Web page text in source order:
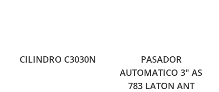
CILINDRO C3030N
PASADOR
AUTOMATICO 3″ AS
783 LATON ANT